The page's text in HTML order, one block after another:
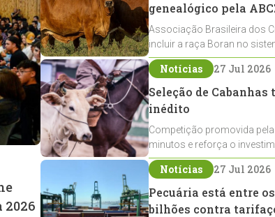
2026
genealógico pela
Associação Brasileira dos
incluir a raça Boran no
expansão na pecuária
Notícias 27 Jul 2026
Seleção de
inédito
Competição promovida
minutos e reforça o
Crioulos voltados ao laço
Notícias 27 Jul 2026
Pecuária está entre
bilhões contra